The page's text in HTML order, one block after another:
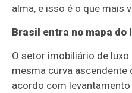
alma, e isso é o que mais
Brasil entra no mapa do
O setor imobiliário de
mesma curva ascendente
acordo com levantamento